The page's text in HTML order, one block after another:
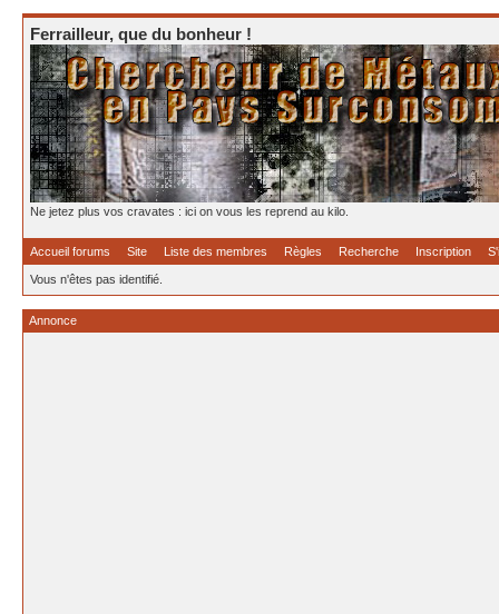
Ferrailleur, que du bonheur !
Ne jetez plus vos cravates : ici on vous les reprend au kilo.
Accueil forums Site Liste des membres Règles Recherche Inscription
Vous n'êtes pas identifié.
Annonce